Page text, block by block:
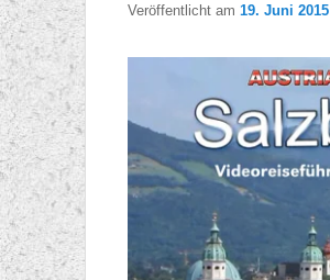
Veröffentlicht am 19. Juni 2015